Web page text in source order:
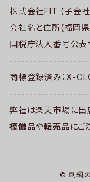
株式会社FIT (子会
会社名と住所(福岡
国税庁法人番号公表
商標登録済み：X-
弊社は楽天市場に出
模倣品や転売品にご
© 刺繍の